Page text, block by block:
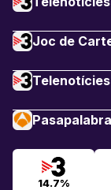
Joc de
Pasapalabra
14.7%